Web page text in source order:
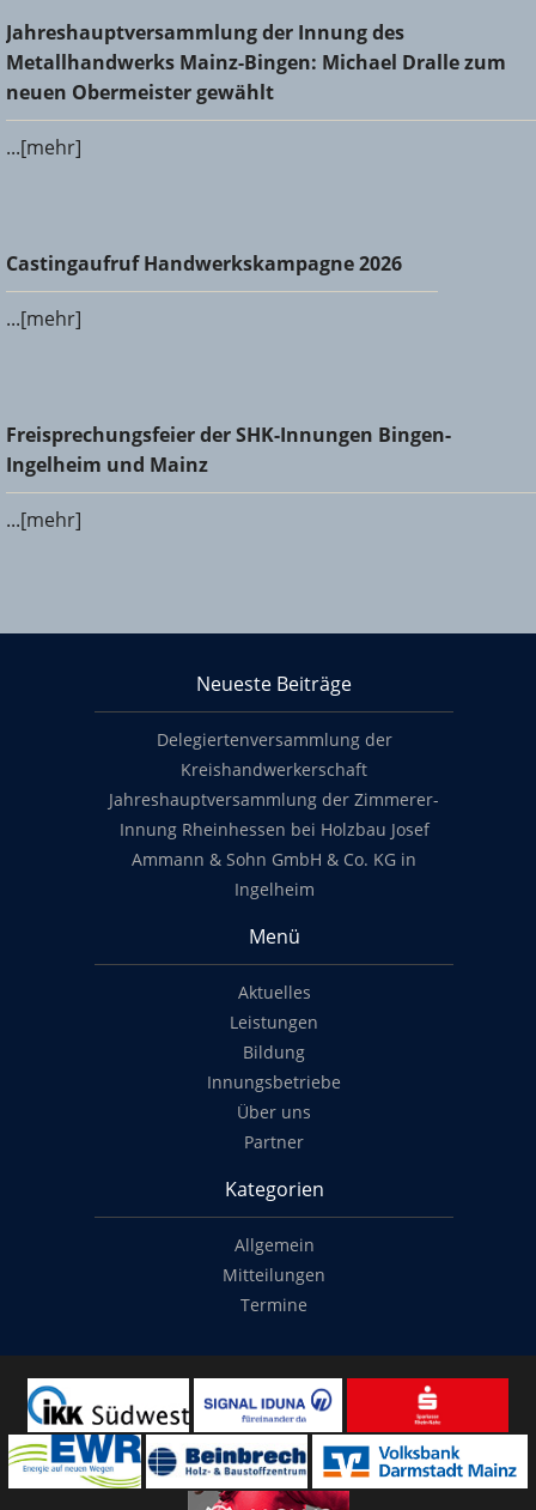
Jahreshauptversammlung der Innung des
Metallhandwerks Mainz-Bingen: Michael Dralle zum neuen
Obermeister gewählt
Jahreshauptversammlung der Innung des
Metallhandwerks Mainz-Bingen: Michael Dralle zum
neuen Obermeister gewählt
...[mehr]
Castingaufruf Handwerkskampagne 2026
Castingaufruf Handwerkskampagne 2026
...[mehr]
Freisprechungsfeier der SHK-Innungen Bingen-Ingelheim
und Mainz
Freisprechungsfeier der SHK-Innungen Bingen-
Ingelheim und Mainz
...[mehr]
Neueste Beiträge
Delegiertenversammlung der
Kreishandwerkerschaft
Jahreshauptversammlung der Zimmerer-
Innung Rheinhessen bei Holzbau Josef
Ammann & Sohn GmbH & Co. KG in
Ingelheim
Menü
Aktuelles
Leistungen
Bildung
Innungsbetriebe
Über uns
Partner
Kategorien
Allgemein
Mitteilungen
Termine
© 2014-2022 Classymade GmbH. Alle Rechte vorbehalten.